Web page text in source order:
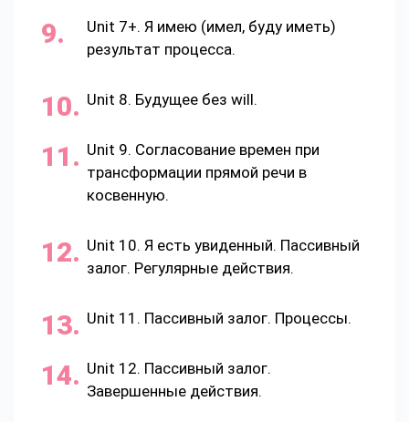
Unit 7+. Я имею (имел, буду иметь)
результат процесса.
Unit 8. Будущее без will.
Unit 9. Согласование времен при
трансформации прямой речи в
косвенную.
Unit 10. Я есть увиденный. Пассивный
залог. Регулярные действия.
Unit 11. Пассивный залог. Процессы.
Unit 12. Пассивный залог.
Завершенные действия.